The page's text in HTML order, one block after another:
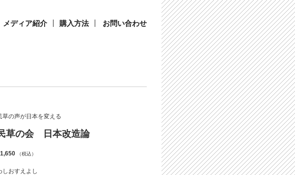
メディア紹介 購入方法 お問い合わせ
草の声が日本を変える
草の会 日本改造論
（税込）
しおすえよし